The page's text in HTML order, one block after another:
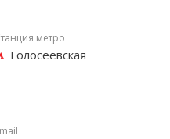
метро
Голосеевская